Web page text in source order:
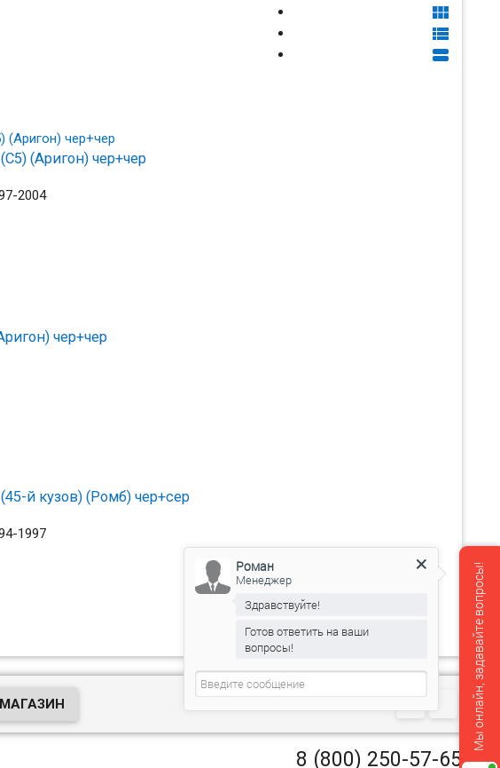



(Аригон) чер+чер
2004
чер+чер
й кузов) (Ромб) чер+сер
1997
МАГАЗИН
8 (800) 250-57-65
Мы онлайн, задавайте вопросы!
Роман
Менеджер
Здравствуйте!
Готов ответить на ваши
вопросы!